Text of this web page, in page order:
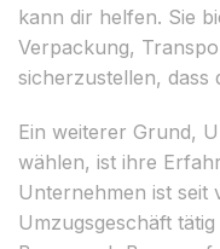
kann dir helfen. Sie
Verpackung,
sicherzustellen, dass
Ein weiterer Grund,
wählen, ist ihre
Unternehmen ist seit
Umzugsgeschäft